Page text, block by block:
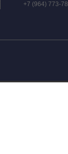
+7 (964) 773-